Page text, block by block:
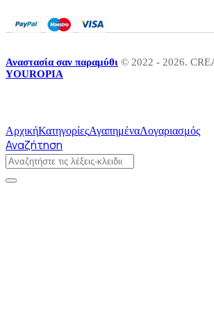
Αναστασία σαν παραμύθι © 2022 - 2026.
YOUROPIA
ΑρχικήΚατηγορίεςΑγαπημέναΛογαριασμός
Αναζήτηση